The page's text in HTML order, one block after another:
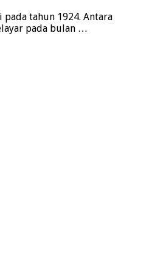
pada tahun 1924. Antara
pada bulan …